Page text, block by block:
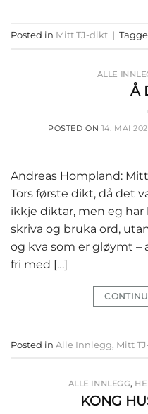
Posted in Mitt TJ-dikt |
ALLE
Å
POSTED ON 14. MAI
Andreas Hompland:
Tors første dikt, då det
ikkje diktar, men eg
skriva og bruka ord,
og kva som er gløymt –
fri med […]
Posted in Alle Innlegg, Mitt
ALLE INNLEGG,
KONG